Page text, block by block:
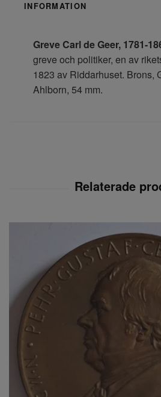
INFORMATION
Greve Carl de Geer, 1781-
greve och politiker, en av
1823 av Riddarhuset. Brons,
Ahlborn, 54 mm.